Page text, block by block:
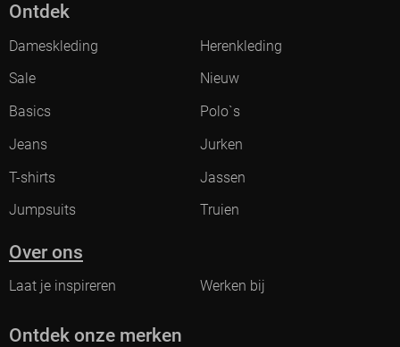
Ontdek
Dameskleding
Herenkleding
Sale
Nieuw
Basics
Polo`s
Jeans
Jurken
T-shirts
Jassen
Jumpsuits
Truien
Over ons
Laat je inspireren Werken bij
Ontdek onze merken